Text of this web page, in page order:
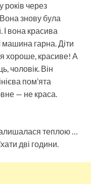
років через
Вона знову була
І вона красива
гарна. Діти
хороше, красиве! А
чоловік. Він
пом’ята
— не краса.
теплою …
дві години.